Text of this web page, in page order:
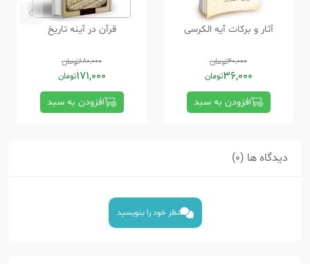
آثار و برکات آیه الکرسی
40,000تومان
36,000تومان
افزودن به سبد
قرآن در آینه تاریخ
180,000تومان
171,000تومان
افزودن به سبد
دیدگاه ها (0)
نظر خود را بنویسید